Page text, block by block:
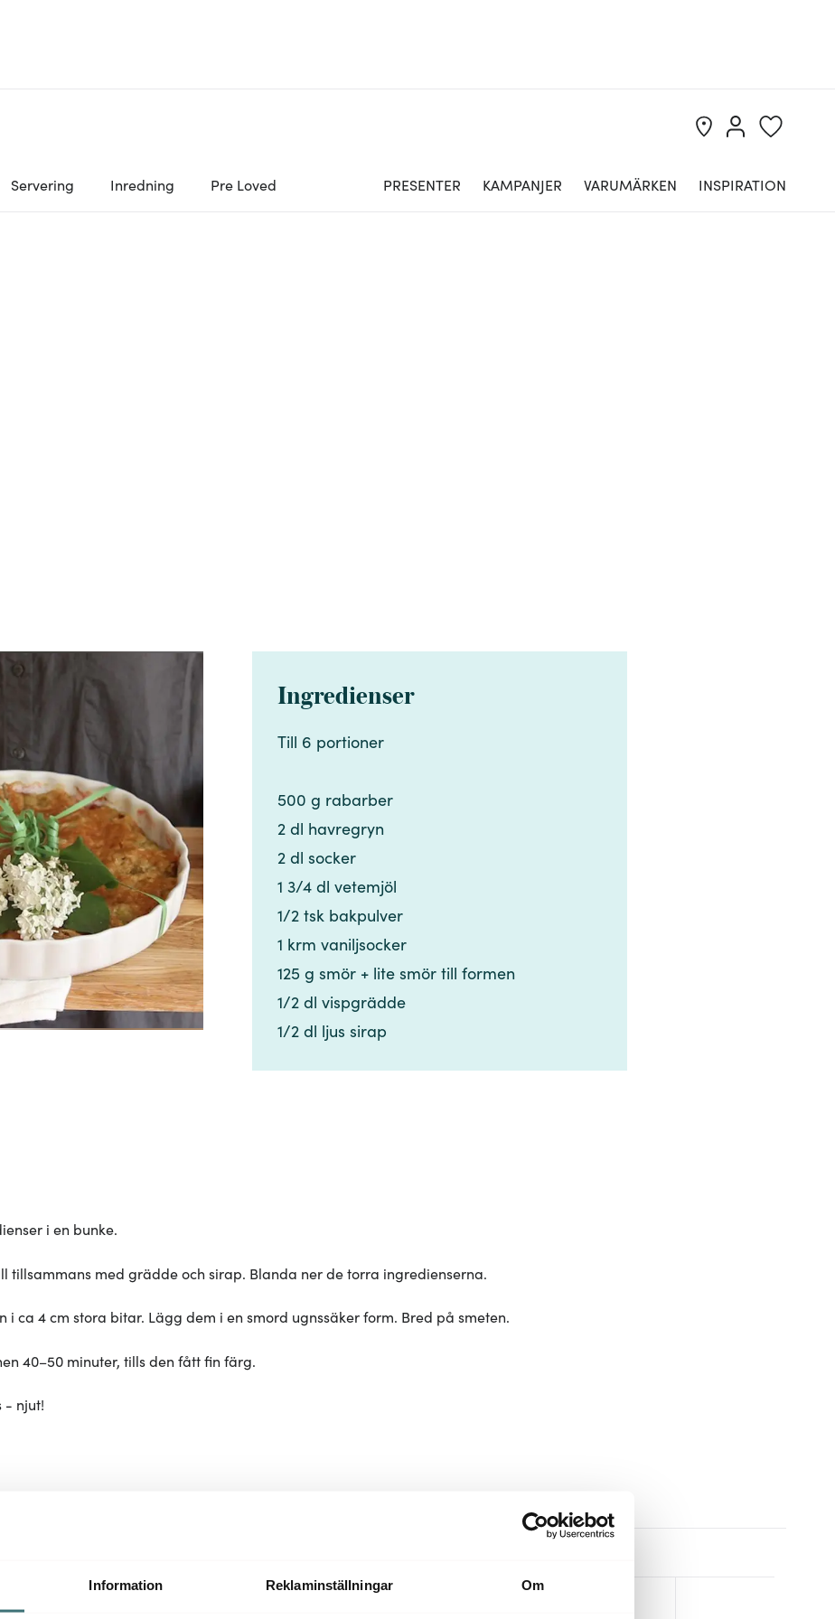
Information Reklaminställningar Om
Servering Inredning Pre Loved PRESENTER KAMPANJER VARUMÄRKEN INSPIRATION
Ingredienser
Till 6 portioner ​​​​‌ ‍ ​‍​‍‌‍ ‌ ​‍‌‍‍‌‌‍‌ ‌‍‍‌‌‍ ‍​‍​‍​ ‍‍​‍​‍‌ ​ ‌‍​‌‌‍ ‍‌‍‍‌‌ ‌​‌ ‍‌​‍ ‍‌‍‍‌‌‍ ​‍​‍​‍ ​​‍​‍‌‍‍​‌ ​‍‌‍‌‌‌‍‌‍​‍​‍​ ‍‍​‍​‍‌‍‍​‌ ‌​‌ ‌​‌ ​​‌ ​ ​ ‍‍​‍ ​‍ ‌‍​ ‌‍ ‌‌ ​ ​‍ ‍‌‍​ ‌‍‌‌‌ ​‍‌ ‌‍‌‍‌‌‌ ​‍‌‍​‌​‍ ‍‌ ​ ‌‍‌‌​‍ ‌ ​​‌ ​‍‌‍ ‌‍‌​‌ ‌‌‌‍​ ‌ ‌​‌‍‍‌‌‍ ‌‍ ‍​‍ ‌‍‍‌‌‍ ‍‌ ‌​‌‍‌‌‌‍ ‍‌ ‌​​‍ ‌‍‌‌‌‍‌​‌‍‍‌‌ ‌​​‍ ‌‍ ‌‌‍ ‌‍‌​‌‍‌‌​ ‌‌ ​​‌ ​‍‌‍‌‌‌ ​ ‌‍‌‌‌‍ ‍‌ ‌​‌‍​‌‌ ‌​‌‍‍‌‌‍ ‌‍ ‍​ ‍ ‌‍‍‌‌‍‌​​ ‌​ ‌ ​ ‌ ​ ​ ‌‍‌​​ ​‌‌‍‌‍​ ‌‌‌‍​ ​‍ ‌‌‍​‌‌‍​‍‌‍​‌​ ‌ ​‍ ‌​ ‌​‌‍‌‍‌‍​‍​ ​‍​‍ ‌​ ‍‌​ ‌​​ ​ ​ ‌ ​‍ ‌‌‍​‍​ ‌​​ ‌​​ ​‍‌‍​‌​ ​ ‌‍​‌​ ‌‌‌‍‌‍​ ‌​​ ‍‌​ ‌‍​ ‍ ‌ ‌​‌ ‍‌‌ ​​‌‍‌‌​ ‌‌ ​​‌‍​‌‌‍‌ ‌‍‌‌​ ‍ ‌ ​​‌‍​‌‌ ‌​‌‍‍​​ ‌‌‍​‍‌‍ ​‌‍ ‌‍​ ‌‍‍ ‌ ​ ​‍‌‌​ ‌‌‌​​‍‌‌ ‌‍‍ ‌‍‌‌‌ ‍‌​‍‌‌​ ​ ‌​‌​​‍‌‌​ ​ ‌​‌​​‍‌‌​ ​‍​ ​‍​ ​​​ ‌​​ ​‌‌‍‌‍​ ‍​​ ‍​​ ​‌‌‍​‌​‍ ‌​ ​‌‌‍‌‌​ ‌‌​ ​‌​‍ ‌​ ‌​​ ‌​​ ‌‌‌‍​‌​‍ ‌​ ‍‌​ ​‍​ ‌​​ ‍​​‍ ‌​ ​​‌‍‌‍‌‍‌‌‌‍‌​‌‍​ ‌‍​‌​ ​ ​ ​​​ ‌ ‌‍‌‍​ ​‍​ ‌ ​‍‌‌​ ​‍​ ​‍​‍‌‌​ ‌‌‌​‌​​‍ ‍‌‍​ ‌‍ ‌‍ ​‌ ‌‌‌‍ ‌‌‍ ‍‌ ​ ​‍‌‌​ ‌‌‌​​‍‌‌ ‌‍‍ ‌‍‌‌‌ ‍‌​‍‌‌​ ​ ‌​‌​​‍‌‌​ ​ ‌​‌​​‍‌‌​ ​‍​ ​‍‌‍​ ​ ‍​​ ​ ​ ‍‌‌‍‌‌‌‍​ ‌‍​‍​ ​‍‌‍​‌‌‍​ ‌‍‌‌​ ​​​‍‌‌​ ​‍​ ​‍​‍‌‌​ ‌‌‌​‌​​‍ ‍‌‍‍‌‌ ‌​‌‍‌‌‌‍ ‌‌ ​ ​‍‌‌​ ‌‌‌​​‍​ ​​​‍‌‌​ ‌‌‌​‌​​ ‌‍​‍‌‍​‌‌ ​ ‌‍‌‌‌‌‌‌‌ ​‍‌‍ ​​ ‌‌‍‍​‌ ‌​‌ ‌​‌ ​​‌ ​ ​‍‌‌​ ​ ‌​​‌​‍‌‌​ ​‍‌​‌‍​‍‌‌​ ​‍‌​‌‍‌‍​ ‌‍ ‌‌ ​ ​‍ ‍‌‍​ ‌‍‌‌‌ ​‍‌ ‌‍‌‍‌‌‌ ​‍‌‍​‌​‍ ‍‌ ​ ‌‍‌‌​‍‌‍‌‍‍‌‌‍‌​​ ‌​ ‌ ​ ‌ ​ ​ ‌‍‌​​ ​‌‌‍‌‍​ ‌‌‌‍​ ​‍ ‌‌‍​‌‌‍​‍‌‍​‌​ ‌ ​‍ ‌​ ‌​‌‍‌‍‌‍​‍​ ​‍​‍ ‌​ ‍‌​ ‌​​ ​ ​ ‌ ​‍ ‌‌‍​‍​ ‌​​ ‌​​ ​‍‌‍​‌​ ​ ‌‍​‌​ ‌‌‌‍‌‍​ ‌​​ ‍‌​ ‌‍​‍‌‍‌ ‌​‌ ‍‌‌ ​​‌‍‌‌​ ‌‌ ​​‌‍​‌‌‍‌ ‌‍‌‌​‍‌‍‌ ​​‌‍​‌‌ ‌​‌‍‍​​ ‌‌‍​‍‌‍ ​‌‍ ‌‍​ ‌‍‍ ‌ ​ ​‍‌‌​ ‌‌‌​​‍‌‌ ‌‍‍ ‌‍‌‌‌ ‍‌​‍‌‌​ ​ ‌​‌​​‍‌‌​ ​ ‌​‌​​‍‌‌​ ​‍​ ​‍​ ​​​ ‌​​ ​‌‌‍‌‍​ ‍​​ ‍​​ ​‌‌‍​‌​‍ ‌​ ​‌‌‍‌‌​ ‌‌​ ​‌​‍ ‌​ ‌​​ ‌​​ ‌‌‌‍​‌​‍ ‌​ ‍‌​ ​‍​ ‌​​ ‍​​‍ ‌​ ​​‌‍‌‍‌‍‌‌‌‍‌​‌‍​ ‌‍​‌​ ​ ​ ​​​ ‌ ‌‍‌‍​ ​‍​ ‌ ​‍‌‌​ ​‍​ ​‍​‍‌‌​ ‌‌‌​‌​​‍ ‍‌‍​ ‌‍ ‌‍ ​‌ ‌‌‌‍ ‌‌‍ ‍‌ ​ ​‍‌‌​ ‌‌‌​​‍‌‌ ‌‍‍ ‌‍‌‌‌ ‍‌​‍‌‌​ ​ ‌​‌​​‍‌‌​ ​ ‌​‌​​‍‌‌​ ​‍​ ​‍‌‍​ ​ ‍​​ ​ ​ ‍‌‌‍‌‌‌‍​ ‌‍​‍​ ​‍‌‍​‌‌‍​ ‌‍‌‌​ ​​​‍‌‌​ ​‍​ ​‍​‍‌‌​ ‌‌‌​‌​​‍ ‍‌‍‍‌‌ ‌​‌‍‌‌‌‍ ‌‌ ​ ​‍‌‌​ ‌‌‌​​‍​ ​​​‍‌‌​ ‌‌‌​‌​​‍‌‍‌ ‌ ‌‍ ‌ ​‍‌‍‍ ‌ ​ ‌ ​​‌‍​‌‌‍​ ‌‍‌‌​ ‌‌ ​​‌ ​‍‌‍ ‌‍‌​‌ ‌‌‌‍​ ‌ ‌​‌‍‍‌‌‍ ‌‍ ‍​‍‌‍‌ ​​‌‍‌‌‌ ​‍‌ ​ ‌ ​​‌‍‌‌‌‍​ ‌ ‌​‌‍‍‌‌ ‌‍‌‍‌‌​ ‌‌ ​​‌ ‌‌‌‍​‍‌‍ ​‌‍‍‌‌ ​ ‌‍‍​‌‍‌‌‌‍‌​​‍​‍‌ ‌
500 g rabarber​​​​‌ ‍ ​‍​‍‌‍ ‌ ​‍‌‍‍‌‌‍‌ ‌‍‍‌‌‍ ‍​‍​‍​ ‍‍​‍​‍‌ ​ ‌‍​‌‌‍ ‍‌‍‍‌‌ ‌​‌ ‍‌​‍ ‍‌‍‍‌‌‍ ​‍​‍​‍ ​​‍​‍‌‍‍​‌ ​‍‌‍‌‌‌‍‌‍​‍​‍​ ‍‍​‍​‍‌‍‍​‌ ‌​‌ ‌​‌ ​​‌ ​ ​ ‍‍​‍ ​‍ ‌‍​ ‌‍ ‌‌ ​ ​‍ ‍‌‍​ ‌‍‌‌‌ ​‍‌ ‌‍‌‍‌‌‌ ​‍‌‍​‌​‍ ‍‌ ​ ‌‍‌‌​‍ ‌ ​​‌ ​‍‌‍ ‌‍‌​‌ ‌‌‌‍​ ‌ ‌​‌‍‍‌‌‍ ‌‍ ‍​‍ ‌‍‍‌‌‍ ‍‌ ‌​‌‍‌‌‌‍ ‍‌ ‌​​‍ ‌‍‌‌‌‍‌​‌‍‍‌‌ ‌​​‍ ‌‍ ‌‌‍ ‌‍‌​‌‍‌‌​ ‌‌ ​​‌ ​‍‌‍‌‌‌ ​ ‌‍‌‌‌‍ ‍‌ ‌​‌‍​‌‌ ‌​‌‍‍‌‌‍ ‌‍ ‍​ ‍ ‌‍‍‌‌‍‌​​ ‌​ ‌ ​ ‌ ​ ​ ‌‍‌​​ ​‌‌‍‌‍​ ‌‌‌‍​ ​‍ ‌‌‍​‌‌‍​‍‌‍​‌​ ‌ ​‍ ‌​ ‌​‌‍‌‍‌‍​‍​ ​‍​‍ ‌​ ‍‌​ ‌​​ ​ ​ ‌ ​‍ ‌‌‍​‍​ ‌​​ ‌​​ ​‍‌‍​‌​ ​ ‌‍​‌​ ‌‌‌‍‌‍​ ‌​​ ‍‌​ ‌‍​ ‍ ‌ ‌​‌ ‍‌‌ ​​‌‍‌‌​ ‌‌ ​​‌‍​‌‌‍‌ ‌‍‌‌​ ‍ ‌ ​​‌‍​‌‌ ‌​‌‍‍​​ ‌‌‍​‍‌‍ ​‌‍ ‌‍​ ‌‍‍ ‌ ​ ​‍‌‌​ ‌‌‌​​‍‌‌ ‌‍‍ ‌‍‌‌‌ ‍‌​‍‌‌​ ​ ‌​‌​​‍‌‌​ ​ ‌​‌​​‍‌‌​ ​‍​ ​‍​ ​​​ ‌​​ ​‌‌‍‌‍​ ‍​​ ‍​​ ​‌‌‍​‌​‍ ‌​ ​‌‌‍‌‌​ ‌‌​ ​‌​‍ ‌​ ‌​​ ‌​​ ‌‌‌‍​‌​‍ ‌​ ‍‌​ ​‍​ ‌​​ ‍​​‍ ‌​ ​​‌‍‌‍‌‍‌‌‌‍‌​‌‍​ ‌‍​‌​ ​ ​ ​​​ ‌ ‌‍‌‍​ ​‍​ ‌ ​‍‌‌​ ​‍​ ​‍​‍‌‌​ ‌‌‌​‌​​‍ ‍‌‍​ ‌‍ ‌‍ ​‌ ‌‌‌‍ ‌‌‍ ‍‌ ​ ​‍‌‌​ ‌‌‌​​‍‌‌ ‌‍‍ ‌‍‌‌‌ ‍‌​‍‌‌​ ​ ‌​‌​​‍‌‌​ ​ ‌​‌​​‍‌‌​ ​‍​ ​‍‌‍​ ​ ‍​​ ​ ​ ‍‌‌‍‌‌‌‍​ ‌‍​‍​ ​‍‌‍​‌‌‍​ ‌‍‌‌​ ​​​‍‌‌​ ​‍​ ​‍​‍‌‌​ ‌‌‌​‌​​‍ ‍‌‍‍‌‌ ‌​‌‍‌‌‌‍ ‌‌ ​ ​‍‌‌​ ‌‌‌​​‍​ ​‍​‍‌‌​ ‌‌‌​‌​​ ‌‍​‍‌‍​‌‌ ​ ‌‍‌‌‌‌‌‌‌ ​‍‌‍ ​​ ‌‌‍‍​‌ ‌​‌ ‌​‌ ​​‌ ​ ​‍‌‌​ ​ ‌​​‌​‍‌‌​ ​‍‌​‌‍​‍‌‌​ ​‍‌​‌‍‌‍​ ‌‍ ‌‌ ​ ​‍ ‍‌‍​ ‌‍‌‌‌ ​‍‌ ‌‍‌‍‌‌‌ ​‍‌‍​‌​‍ ‍‌ ​ ‌‍‌‌​‍‌‍‌‍‍‌‌‍‌​​ ‌​ ‌ ​ ‌ ​ ​ ‌‍‌​​ ​‌‌‍‌‍​ ‌‌‌‍​ ​‍ ‌‌‍​‌‌‍​‍‌‍​‌​ ‌ ​‍ ‌​ ‌​‌‍‌‍‌‍​‍​ ​‍​‍ ‌​ ‍‌​ ‌​​ ​ ​ ‌ ​‍ ‌‌‍​‍​ ‌​​ ‌​​ ​‍‌‍​‌​ ​ ‌‍​‌​ ‌‌‌‍‌‍​ ‌​​ ‍‌​ ‌‍​‍‌‍‌ ‌​‌ ‍‌‌ ​​‌‍‌‌​ ‌‌ ​​‌‍​‌‌‍‌ ‌‍‌‌​‍‌‍‌ ​​‌‍​‌‌ ‌​‌‍‍​​ ‌‌‍​‍‌‍ ​‌‍ ‌‍​ ‌‍‍ ‌ ​ ​‍‌‌​ ‌‌‌​​‍‌‌ ‌‍‍ ‌‍‌‌‌ ‍‌​‍‌‌​ ​ ‌​‌​​‍‌‌​ ​ ‌​‌​​‍‌‌​ ​‍​ ​‍​ ​​​ ‌​​ ​‌‌‍‌‍​ ‍​​ ‍​​ ​‌‌‍​‌​‍ ‌​ ​‌‌‍‌‌​ ‌‌​ ​‌​‍ ‌​ ‌​​ ‌​​ ‌‌‌‍​‌​‍ ‌​ ‍‌​ ​‍​ ‌​​ ‍​​‍ ‌​ ​​‌‍‌‍‌‍‌‌‌‍‌​‌‍​ ‌‍​‌​ ​ ​ ​​​ ‌ ‌‍‌‍​ ​‍​ ‌ ​‍‌‌​ ​‍​ ​‍​‍‌‌​ ‌‌‌​‌​​‍ ‍‌‍​ ‌‍ ‌‍ ​‌ ‌‌‌‍ ‌‌‍ ‍‌ ​ ​‍‌‌​ ‌‌‌​​‍‌‌ ‌‍‍ ‌‍‌‌‌ ‍‌​‍‌‌​ ​ ‌​‌​​‍‌‌​ ​ ‌​‌​​‍‌‌​ ​‍​ ​‍‌‍​ ​ ‍​​ ​ ​ ‍‌‌‍‌‌‌‍​ ‌‍​‍​ ​‍‌‍​‌‌‍​ ‌‍‌‌​ ​​​‍‌‌​ ​‍​ ​‍​‍‌‌​ ‌‌‌​‌​​‍ ‍‌‍‍‌‌ ‌​‌‍‌‌‌‍ ‌‌ ​ ​‍‌‌​ ‌‌‌​​‍​ ​‍​‍‌‌​ ‌‌‌​‌​​‍‌‍‌ ‌ ‌‍ ‌ ​‍‌‍‍ ‌ ​ ‌ ​​‌‍​‌‌‍​ ‌‍‌‌​ ‌‌ ​​‌ ​‍‌‍ ‌‍‌​‌ ‌‌‌‍​ ‌ ‌​‌‍‍‌‌‍ ‌‍ ‍​‍‌‍‌ ​​‌‍‌‌‌ ​‍‌ ​ ‌ ​​‌‍‌‌‌‍​ ‌ ‌​‌‍‍‌‌ ‌‍‌‍‌‌​ ‌‌ ​​‌ ‌‌‌‍​‍‌‍ ​‌‍‍‌‌ ​ ‌‍‍​‌‍‌‌‌‍‌​​‍​‍‌ ‌
2 dl havregryn​​​​‌ ‍ ​‍​‍‌‍ ‌ ​‍‌‍‍‌‌‍‌ ‌‍‍‌‌‍ ‍​‍​‍​ ‍‍​‍​‍‌ ​ ‌‍​‌‌‍ ‍‌‍‍‌‌ ‌​‌ ‍‌​‍ ‍‌‍‍‌‌‍ ​‍​‍​‍ ​​‍​‍‌‍‍​‌ ​‍‌‍‌‌‌‍‌‍​‍​‍​ ‍‍​‍​‍‌‍‍​‌ ‌​‌ ‌​‌ ​​‌ ​ ​ ‍‍​‍ ​‍ ‌‍​ ‌‍ ‌‌ ​ ​‍ ‍‌‍​ ‌‍‌‌‌ ​‍‌ ‌‍‌‍‌‌‌ ​‍‌‍​‌​‍ ‍‌ ​ ‌‍‌‌​‍ ‌ ​​‌ ​‍‌‍ ‌‍‌​‌ ‌‌‌‍​ ‌ ‌​‌‍‍‌‌‍ ‌‍ ‍​‍ ‌‍‍‌‌‍ ‍‌ ‌​‌‍‌‌‌‍ ‍‌ ‌​​‍ ‌‍‌‌‌‍‌​‌‍‍‌‌ ‌​​‍ ‌‍ ‌‌‍ ‌‍‌​‌‍‌‌​ ‌‌ ​​‌ ​‍‌‍‌‌‌ ​ ‌‍‌‌‌‍ ‍‌ ‌​‌‍​‌‌ ‌​‌‍‍‌‌‍ ‌‍ ‍​ ‍ ‌‍‍‌‌‍‌​​ ‌​ ‌ ​ ‌ ​ ​ ‌‍‌​​ ​‌‌‍‌‍​ ‌‌‌‍​ ​‍ ‌‌‍​‌‌‍​‍‌‍​‌​ ‌ ​‍ ‌​ ‌​‌‍‌‍‌‍​‍​ ​‍​‍ ‌​ ‍‌​ ‌​​ ​ ​ ‌ ​‍ ‌‌‍​‍​ ‌​​ ‌​​ ​‍‌‍​‌​ ​ ‌‍​‌​ ‌‌‌‍‌‍​ ‌​​ ‍‌​ ‌‍​ ‍ ‌ ‌​‌ ‍‌‌ ​​‌‍‌‌​ ‌‌ ​​‌‍​‌‌‍‌ ‌‍‌‌​ ‍ ‌ ​​‌‍​‌‌ ‌​‌‍‍​​ ‌‌‍​‍‌‍ ​‌‍ ‌‍​ ‌‍‍ ‌ ​ ​‍‌‌​ ‌‌‌​​‍‌‌ ‌‍‍ ‌‍‌‌‌ ‍‌​‍‌‌​ ​ ‌​‌​​‍‌‌​ ​ ‌​‌​​‍‌‌​ ​‍​ ​‍​ ​​​ ‌​​ ​‌‌‍‌‍​ ‍​​ ‍​​ ​‌‌‍​‌​‍ ‌​ ​‌‌‍‌‌​ ‌‌​ ​‌​‍ ‌​ ‌​​ ‌​​ ‌‌‌‍​‌​‍ ‌​ ‍‌​ ​‍​ ‌​​ ‍​​‍ ‌​ ​​‌‍‌‍‌‍‌‌‌‍‌​‌‍​ ‌‍​‌​ ​ ​ ​​​ ‌ ‌‍‌‍​ ​‍​ ‌ ​‍‌‌​ ​‍​ ​‍​‍‌‌​ ‌‌‌​‌​​‍ ‍‌‍​ ‌‍ ‌‍ ​‌ ‌‌‌‍ ‌‌‍ ‍‌ ​ ​‍‌‌​ ‌‌‌​​‍‌‌ ‌‍‍ ‌‍‌‌‌ ‍‌​‍‌‌​ ​ ‌​‌​​‍‌‌​ ​ ‌​‌​​‍‌‌​ ​‍​ ​‍‌‍​ ​ ‍​​ ​ ​ ‍‌‌‍‌‌‌‍​ ‌‍​‍​ ​‍‌‍​‌‌‍​ ‌‍‌‌​ ​​​‍‌‌​ ​‍​ ​‍​‍‌‌​ ‌‌‌​‌​​‍ ‍‌‍‍‌‌ ‌​‌‍‌‌‌‍ ‌‌ ​ ​‍‌‌​ ‌‌‌​​‍​ ​ ​‍‌‌​ ‌‌‌​‌​​ ‌‍​‍‌‍​‌‌ ​ ‌‍‌‌‌‌‌‌‌ ​‍‌‍ ​​ ‌‌‍‍​‌ ‌​‌ ‌​‌ ​​‌ ​ ​‍‌‌​ ​ ‌​​‌​‍‌‌​ ​‍‌​‌‍​‍‌‌​ ​‍‌​‌‍‌‍​ ‌‍ ‌‌ ​ ​‍ ‍‌‍​ ‌‍‌‌‌ ​‍‌ ‌‍‌‍‌‌‌ ​‍‌‍​‌​‍ ‍‌ ​ ‌‍‌‌​‍‌‍‌‍‍‌‌‍‌​​ ‌​ ‌ ​ ‌ ​ ​ ‌‍‌​​ ​‌‌‍‌‍​ ‌‌‌‍​ ​‍ ‌‌‍​‌‌‍​‍‌‍​‌​ ‌ ​‍ ‌​ ‌​‌‍‌‍‌‍​‍​ ​‍​‍ ‌​ ‍‌​ ‌​​ ​ ​ ‌ ​‍ ‌‌‍​‍​ ‌​​ ‌​​ ​‍‌‍​‌​ ​ ‌‍​‌​ ‌‌‌‍‌‍​ ‌​​ ‍‌​ ‌‍​‍‌‍‌ ‌​‌ ‍‌‌ ​​‌‍‌‌​ ‌‌ ​​‌‍​‌‌‍‌ ‌‍‌‌​‍‌‍‌ ​​‌‍​‌‌ ‌​‌‍‍​​ ‌‌‍​‍‌‍ ​‌‍ ‌‍​ ‌‍‍ ‌ ​ ​‍‌‌​ ‌‌‌​​‍‌‌ ‌‍‍ ‌‍‌‌‌ ‍‌​‍‌‌​ ​ ‌​‌​​‍‌‌​ ​ ‌​‌​​‍‌‌​ ​‍​ ​‍​ ​​​ ‌​​ ​‌‌‍‌‍​ ‍​​ ‍​​ ​‌‌‍​‌​‍ ‌​ ​‌‌‍‌‌​ ‌‌​ ​‌​‍ ‌​ ‌​​ ‌​​ ‌‌‌‍​‌​‍ ‌​ ‍‌​ ​‍​ ‌​​ ‍​​‍ ‌​ ​​‌‍‌‍‌‍‌‌‌‍‌​‌‍​ ‌‍​‌​ ​ ​ ​​​ ‌ ‌‍‌‍​ ​‍​ ‌ ​‍‌‌​ ​‍​ ​‍​‍‌‌​ ‌‌‌​‌​​‍ ‍‌‍​ ‌‍ ‌‍ ​‌ ‌‌‌‍ ‌‌‍ ‍‌ ​ ​‍‌‌​ ‌‌‌​​‍‌‌ ‌‍‍ ‌‍‌‌‌ ‍‌​‍‌‌​ ​ ‌​‌​​‍‌‌​ ​ ‌​‌​​‍‌‌​ ​‍​ ​‍‌‍​ ​ ‍​​ ​ ​ ‍‌‌‍‌‌‌‍​ ‌‍​‍​ ​‍‌‍​‌‌‍​ ‌‍‌‌​ ​​​‍‌‌​ ​‍​ ​‍​‍‌‌​ ‌‌‌​‌​​‍ ‍‌‍‍‌‌ ‌​‌‍‌‌‌‍ ‌‌ ​ ​‍‌‌​ ‌‌‌​​‍​ ​ ​‍‌‌​ ‌‌‌​‌​​‍‌‍‌ ‌ ‌‍ ‌ ​‍‌‍‍ ‌ ​ ‌ ​​‌‍​‌‌‍​ ‌‍‌‌​ ‌‌ ​​‌ ​‍‌‍ ‌‍‌​‌ ‌‌‌‍​ ‌ ‌​‌‍‍‌‌‍ ‌‍ ‍​‍‌‍‌ ​​‌‍‌‌‌ ​‍‌ ​ ‌ ​​‌‍‌‌‌‍​ ‌ ‌​‌‍‍‌‌ ‌‍‌‍‌‌​ ‌‌ ​​‌ ‌‌‌‍​‍‌‍ ​‌‍‍‌‌ ​ ‌‍‍​‌‍‌‌‌‍‌​​‍​‍‌ ‌
2 dl socker​​​​‌ ‍ ​‍​‍‌‍ ‌ ​‍‌‍‍‌‌‍‌ ‌‍‍‌‌‍ ‍​‍​‍​ ‍‍​‍​‍‌ ​ ‌‍​‌‌‍ ‍‌‍‍‌‌ ‌​‌ ‍‌​‍ ‍‌‍‍‌‌‍ ​‍​‍​‍ ​​‍​‍‌‍‍​‌ ​‍‌‍‌‌‌‍‌‍​‍​‍​ ‍‍​‍​‍‌‍‍​‌ ‌​‌ ‌​‌ ​​‌ ​ ​ ‍‍​‍ ​‍ ‌‍​ ‌‍ ‌‌ ​ ​‍ ‍‌‍​ ‌‍‌‌‌ ​‍‌ ‌‍‌‍‌‌‌ ​‍‌‍​‌​‍ ‍‌ ​ ‌‍‌‌​‍ ‌ ​​‌ ​‍‌‍ ‌‍‌​‌ ‌‌‌‍​ ‌ ‌​‌‍‍‌‌‍ ‌‍ ‍​‍ ‌‍‍‌‌‍ ‍‌ ‌​‌‍‌‌‌‍ ‍‌ ‌​​‍ ‌‍‌‌‌‍‌​‌‍‍‌‌ ‌​​‍ ‌‍ ‌‌‍ ‌‍‌​‌‍‌‌​ ‌‌ ​​‌ ​‍‌‍‌‌‌ ​ ‌‍‌‌‌‍ ‍‌ ‌​‌‍​‌‌ ‌​‌‍‍‌‌‍ ‌‍ ‍​ ‍ ‌‍‍‌‌‍‌​​ ‌​ ‌ ​ ‌ ​ ​ ‌‍‌​​ ​‌‌‍‌‍​ ‌‌‌‍​ ​‍ ‌‌‍​‌‌‍​‍‌‍​‌​ ‌ ​‍ ‌​ ‌​‌‍‌‍‌‍​‍​ ​‍​‍ ‌​ ‍‌​ ‌​​ ​ ​ ‌ ​‍ ‌‌‍​‍​ ‌​​ ‌​​ ​‍‌‍​‌​ ​ ‌‍​‌​ ‌‌‌‍‌‍​ ‌​​ ‍‌​ ‌‍​ ‍ ‌ ‌​‌ ‍‌‌ ​​‌‍‌‌​ ‌‌ ​​‌‍​‌‌‍‌ ‌‍‌‌​ ‍ ‌ ​​‌‍​‌‌ ‌​‌‍‍​​ ‌‌‍​‍‌‍ ​‌‍ ‌‍​ ‌‍‍ ‌ ​ ​‍‌‌​ ‌‌‌​​‍‌‌ ‌‍‍ ‌‍‌‌‌ ‍‌​‍‌‌​ ​ ‌​‌​​‍‌‌​ ​ ‌​‌​​‍‌‌​ ​‍​ ​‍​ ​​​ ‌​​ ​‌‌‍‌‍​ ‍​​ ‍​​ ​‌‌‍​‌​‍ ‌​ ​‌‌‍‌‌​ ‌‌​ ​‌​‍ ‌​ ‌​​ ‌​​ ‌‌‌‍​‌​‍ ‌​ ‍‌​ ​‍​ ‌​​ ‍​​‍ ‌​ ​​‌‍‌‍‌‍‌‌‌‍‌​‌‍​ ‌‍​‌​ ​ ​ ​​​ ‌ ‌‍‌‍​ ​‍​ ‌ ​‍‌‌​ ​‍​ ​‍​‍‌‌​ ‌‌‌​‌​​‍ ‍‌‍​ ‌‍ ‌‍ ​‌ ‌‌‌‍ ‌‌‍ ‍‌ ​ ​‍‌‌​ ‌‌‌​​‍‌‌ ‌‍‍ ‌‍‌‌‌ ‍‌​‍‌‌​ ​ ‌​‌​​‍‌‌​ ​ ‌​‌​​‍‌‌​ ​‍​ ​‍‌‍​ ​ ‍​​ ​ ​ ‍‌‌‍‌‌‌‍​ ‌‍​‍​ ​‍‌‍​‌‌‍​ ‌‍‌‌​ ​​​‍‌‌​ ​‍​ ​‍​‍‌‌​ ‌‌‌​‌​​‍ ‍‌‍‍‌‌ ‌​‌‍‌‌‌‍ ‌‌ ​ ​‍‌‌​ ‌‌‌​​‍​ ‌​​‍‌‌​ ‌‌‌​‌​​ ‌‍​‍‌‍​‌‌ ​ ‌‍‌‌‌‌‌‌‌ ​‍‌‍ ​​ ‌‌‍‍​‌ ‌​‌ ‌​‌ ​​‌ ​ ​‍‌‌​ ​ ‌​​‌​‍‌‌​ ​‍‌​‌‍​‍‌‌​ ​‍‌​‌‍‌‍​ ‌‍ ‌‌ ​ ​‍ ‍‌‍​ ‌‍‌‌‌ ​‍‌ ‌‍‌‍‌‌‌ ​‍‌‍​‌​‍ ‍‌ ​ ‌‍‌‌​‍‌‍‌‍‍‌‌‍‌​​ ‌​ ‌ ​ ‌ ​ ​ ‌‍‌​​ ​‌‌‍‌‍​ ‌‌‌‍​ ​‍ ‌‌‍​‌‌‍​‍‌‍​‌​ ‌ ​‍ ‌​ ‌​‌‍‌‍‌‍​‍​ ​‍​‍ ‌​ ‍‌​ ‌​​ ​ ​ ‌ ​‍ ‌‌‍​‍​ ‌​​ ‌​​ ​‍‌‍​‌​ ​ ‌‍​‌​ ‌‌‌‍‌‍​ ‌​​ ‍‌​ ‌‍​‍‌‍‌ ‌​‌ ‍‌‌ ​​‌‍‌‌​ ‌‌ ​​‌‍​‌‌‍‌ ‌‍‌‌​‍‌‍‌ ​​‌‍​‌‌ ‌​‌‍‍​​ ‌‌‍​‍‌‍ ​‌‍ ‌‍​ ‌‍‍ ‌ ​ ​‍‌‌​ ‌‌‌​​‍‌‌ ‌‍‍ ‌‍‌‌‌ ‍‌​‍‌‌​ ​ ‌​‌​​‍‌‌​ ​ ‌​‌​​‍‌‌​ ​‍​ ​‍​ ​​​ ‌​​ ​‌‌‍‌‍​ ‍​​ ‍​​ ​‌‌‍​‌​‍ ‌​ ​‌‌‍‌‌​ ‌‌​ ​‌​‍ ‌​ ‌​​ ‌​​ ‌‌‌‍​‌​‍ ‌​ ‍‌​ ​‍​ ‌​​ ‍​​‍ ‌​ ​​‌‍‌‍‌‍‌‌‌‍‌​‌‍​ ‌‍​‌​ ​ ​ ​​​ ‌ ‌‍‌‍​ ​‍​ ‌ ​‍‌‌​ ​‍​ ​‍​‍‌‌​ ‌‌‌​‌​​‍ ‍‌‍​ ‌‍ ‌‍ ​‌ ‌‌‌‍ ‌‌‍ ‍‌ ​ ​‍‌‌​ ‌‌‌​​‍‌‌ ‌‍‍ ‌‍‌‌‌ ‍‌​‍‌‌​ ​ ‌​‌​​‍‌‌​ ​ ‌​‌​​‍‌‌​ ​‍​ ​‍‌‍​ ​ ‍​​ ​ ​ ‍‌‌‍‌‌‌‍​ ‌‍​‍​ ​‍‌‍​‌‌‍​ ‌‍‌‌​ ​​​‍‌‌​ ​‍​ ​‍​‍‌‌​ ‌‌‌​‌​​‍ ‍‌‍‍‌‌ ‌​‌‍‌‌‌‍ ‌‌ ​ ​‍‌‌​ ‌‌‌​​‍​ ‌​​‍‌‌​ ‌‌‌​‌​​‍‌‍‌ ‌ ‌‍ ‌ ​‍‌‍‍ ‌ ​ ‌ ​​‌‍​‌‌‍​ ‌‍‌‌​ ‌‌ ​​‌ ​‍‌‍ ‌‍‌​‌ ‌‌‌‍​ ‌ ‌​‌‍‍‌‌‍ ‌‍ ‍​‍‌‍‌ ​​‌‍‌‌‌ ​‍‌ ​ ‌ ​​‌‍‌‌‌‍​ ‌ ‌​‌‍‍‌‌ ‌‍‌‍‌‌​ ‌‌ ​​‌ ‌‌‌‍​‍‌‍ ​‌‍‍‌‌ ​ ‌‍‍​‌‍‌‌‌‍‌​​‍​‍‌ ‌
1 3/4 dl vetemjöl​​​​‌ ‍ ​‍​‍‌‍ ‌ ​‍‌‍‍‌‌‍‌ ‌‍‍‌‌‍ ‍​‍​‍​ ‍‍​‍​‍‌ ​ ‌‍​‌‌‍ ‍‌‍‍‌‌ ‌​‌ ‍‌​‍ ‍‌‍‍‌‌‍ ​‍​‍​‍ ​​‍​‍‌‍‍​‌ ​‍‌‍‌‌‌‍‌‍​‍​‍​ ‍‍​‍​‍‌‍‍​‌ ‌​‌ ‌​‌ ​​‌ ​ ​ ‍‍​‍ ​‍ ‌‍​ ‌‍ ‌‌ ​ ​‍ ‍‌‍​ ‌‍‌‌‌ ​‍‌ ‌‍‌‍‌‌‌ ​‍‌‍​‌​‍ ‍‌ ​ ‌‍‌‌​‍ ‌ ​​‌ ​‍‌‍ ‌‍‌​‌ ‌‌‌‍​ ‌ ‌​‌‍‍‌‌‍ ‌‍ ‍​‍ ‌‍‍‌‌‍ ‍‌ ‌​‌‍‌‌‌‍ ‍‌ ‌​​‍ ‌‍‌‌‌‍‌​‌‍‍‌‌ ‌​​‍ ‌‍ ‌‌‍ ‌‍‌​‌‍‌‌​ ‌‌ ​​‌ ​‍‌‍‌‌‌ ​ ‌‍‌‌‌‍ ‍‌ ‌​‌‍​‌‌ ‌​‌‍‍‌‌‍ ‌‍ ‍​ ‍ ‌‍‍‌‌‍‌​​ ‌​ ‌ ​ ‌ ​ ​ ‌‍‌​​ ​‌‌‍‌‍​ ‌‌‌‍​ ​‍ ‌‌‍​‌‌‍​‍‌‍​‌​ ‌ ​‍ ‌​ ‌​‌‍‌‍‌‍​‍​ ​‍​‍ ‌​ ‍‌​ ‌​​ ​ ​ ‌ ​‍ ‌‌‍​‍​ ‌​​ ‌​​ ​‍‌‍​‌​ ​ ‌‍​‌​ ‌‌‌‍‌‍​ ‌​​ ‍‌​ ‌‍​ ‍ ‌ ‌​‌ ‍‌‌ ​​‌‍‌‌​ ‌‌ ​​‌‍​‌‌‍‌ ‌‍‌‌​ ‍ ‌ ​​‌‍​‌‌ ‌​‌‍‍​​ ‌‌‍​‍‌‍ ​‌‍ ‌‍​ ‌‍‍ ‌ ​ ​‍‌‌​ ‌‌‌​​‍‌‌ ‌‍‍ ‌‍‌‌‌ ‍‌​‍‌‌​ ​ ‌​‌​​‍‌‌​ ​ ‌​‌​​‍‌‌​ ​‍​ ​‍​ ​​​ ‌​​ ​‌‌‍‌‍​ ‍​​ ‍​​ ​‌‌‍​‌​‍ ‌​ ​‌‌‍‌‌​ ‌‌​ ​‌​‍ ‌​ ‌​​ ‌​​ ‌‌‌‍​‌​‍ ‌​ ‍‌​ ​‍​ ‌​​ ‍​​‍ ‌​ ​​‌‍‌‍‌‍‌‌‌‍‌​‌‍​ ‌‍​‌​ ​ ​ ​​​ ‌ ‌‍‌‍​ ​‍​ ‌ ​‍‌‌​ ​‍​ ​‍​‍‌‌​ ‌‌‌​‌​​‍ ‍‌‍​ ‌‍ ‌‍ ​‌ ‌‌‌‍ ‌‌‍ ‍‌ ​ ​‍‌‌​ ‌‌‌​​‍‌‌ ‌‍‍ ‌‍‌‌‌ ‍‌​‍‌‌​ ​ ‌​‌​​‍‌‌​ ​ ‌​‌​​‍‌‌​ ​‍​ ​‍‌‍​ ​ ‍​​ ​ ​ ‍‌‌‍‌‌‌‍​ ‌‍​‍​ ​‍‌‍​‌‌‍​ ‌‍‌‌​ ​​​‍‌‌​ ​‍​ ​‍​‍‌‌​ ‌‌‌​‌​​‍ ‍‌‍‍‌‌ ‌​‌‍‌‌‌‍ ‌‌ ​ ​‍‌‌​ ‌‌‌​​‍​ ‌‌​‍‌‌​ ‌‌‌​‌​​ ‌‍​‍‌‍​‌‌ ​ ‌‍‌‌‌‌‌‌‌ ​‍‌‍ ​​ ‌‌‍‍​‌ ‌​‌ ‌​‌ ​​‌ ​ ​‍‌‌​ ​ ‌​​‌​‍‌‌​ ​‍‌​‌‍​‍‌‌​ ​‍‌​‌‍‌‍​ ‌‍ ‌‌ ​ ​‍ ‍‌‍​ ‌‍‌‌‌ ​‍‌ ‌‍‌‍‌‌‌ ​‍‌‍​‌​‍ ‍‌ ​ ‌‍‌‌​‍‌‍‌‍‍‌‌‍‌​​ ‌​ ‌ ​ ‌ ​ ​ ‌‍‌​​ ​‌‌‍‌‍​ ‌‌‌‍​ ​‍ ‌‌‍​‌‌‍​‍‌‍​‌​ ‌ ​‍ ‌​ ‌​‌‍‌‍‌‍​‍​ ​‍​‍ ‌​ ‍‌​ ‌​​ ​ ​ ‌ ​‍ ‌‌‍​‍​ ‌​​ ‌​​ ​‍‌‍​‌​ ​ ‌‍​‌​ ‌‌‌‍‌‍​ ‌​​ ‍‌​ ‌‍​‍‌‍‌ ‌​‌ ‍‌‌ ​​‌‍‌‌​ ‌‌ ​​‌‍​‌‌‍‌ ‌‍‌‌​‍‌‍‌ ​​‌‍​‌‌ ‌​‌‍‍​​ ‌‌‍​‍‌‍ ​‌‍ ‌‍​ ‌‍‍ ‌ ​ ​‍‌‌​ ‌‌‌​​‍‌‌ ‌‍‍ ‌‍‌‌‌ ‍‌​‍‌‌​ ​ ‌​‌​​‍‌‌​ ​ ‌​‌​​‍‌‌​ ​‍​ ​‍​ ​​​ ‌​​ ​‌‌‍‌‍​ ‍​​ ‍​​ ​‌‌‍​‌​‍ ‌​ ​‌‌‍‌‌​ ‌‌​ ​‌​‍ ‌​ ‌​​ ‌​​ ‌‌‌‍​‌​‍ ‌​ ‍‌​ ​‍​ ‌​​ ‍​​‍ ‌​ ​​‌‍‌‍‌‍‌‌‌‍‌​‌‍​ ‌‍​‌​ ​ ​ ​​​ ‌ ‌‍‌‍​ ​‍​ ‌ ​‍‌‌​ ​‍​ ​‍​‍‌‌​ ‌‌‌​‌​​‍ ‍‌‍​ ‌‍ ‌‍ ​‌ ‌‌‌‍ ‌‌‍ ‍‌ ​ ​‍‌‌​ ‌‌‌​​‍‌‌ ‌‍‍ ‌‍‌‌‌ ‍‌​‍‌‌​ ​ ‌​‌​​‍‌‌​ ​ ‌​‌​​‍‌‌​ ​‍​ ​‍‌‍​ ​ ‍​​ ​ ​ ‍‌‌‍‌‌‌‍​ ‌‍​‍​ ​‍‌‍​‌‌‍​ ‌‍‌‌​ ​​​‍‌‌​ ​‍​ ​‍​‍‌‌​ ‌‌‌​‌​​‍ ‍‌‍‍‌‌ ‌​‌‍‌‌‌‍ ‌‌ ​ ​‍‌‌​ ‌‌‌​​‍​ ‌‌​‍‌‌​ ‌‌‌​‌​​‍‌‍‌ ‌ ‌‍ ‌ ​‍‌‍‍ ‌ ​ ‌ ​​‌‍​‌‌‍​ ‌‍‌‌​ ‌‌ ​​‌ ​‍‌‍ ‌‍‌​‌ ‌‌‌‍​ ‌ ‌​‌‍‍‌‌‍ ‌‍ ‍​‍‌‍‌ ​​‌‍‌‌‌ ​‍‌ ​ ‌ ​​‌‍‌‌‌‍​ ‌ ‌​‌‍‍‌‌ ‌‍‌‍‌‌​ ‌‌ ​​‌ ‌‌‌‍​‍‌‍ ​‌‍‍‌‌ ​ ‌‍‍​‌‍‌‌‌‍‌​​‍​‍‌ ‌
1/2 tsk bakpulver​​​​‌ ‍ ​‍​‍‌‍ ‌ ​‍‌‍‍‌‌‍‌ ‌‍‍‌‌‍ ‍​‍​‍​ ‍‍​‍​‍‌ ​ ‌‍​‌‌‍ ‍‌‍‍‌‌ ‌​‌ ‍‌​‍ ‍‌‍‍‌‌‍ ​‍​‍​‍ ​​‍​‍‌‍‍​‌ ​‍‌‍‌‌‌‍‌‍​‍​‍​ ‍‍​‍​‍‌‍‍​‌ ‌​‌ ‌​‌ ​​‌ ​ ​ ‍‍​‍ ​‍ ‌‍​ ‌‍ ‌‌ ​ ​‍ ‍‌‍​ ‌‍‌‌‌ ​‍‌ ‌‍‌‍‌‌‌ ​‍‌‍​‌​‍ ‍‌ ​ ‌‍‌‌​‍ ‌ ​​‌ ​‍‌‍ ‌‍‌​‌ ‌‌‌‍​ ‌ ‌​‌‍‍‌‌‍ ‌‍ ‍​‍ ‌‍‍‌‌‍ ‍‌ ‌​‌‍‌‌‌‍ ‍‌ ‌​​‍ ‌‍‌‌‌‍‌​‌‍‍‌‌ ‌​​‍ ‌‍ ‌‌‍ ‌‍‌​‌‍‌‌​ ‌‌ ​​‌ ​‍‌‍‌‌‌ ​ ‌‍‌‌‌‍ ‍‌ ‌​‌‍​‌‌ ‌​‌‍‍‌‌‍ ‌‍ ‍​ ‍ ‌‍‍‌‌‍‌​​ ‌​ ‌ ​ ‌ ​ ​ ‌‍‌​​ ​‌‌‍‌‍​ ‌‌‌‍​ ​‍ ‌‌‍​‌‌‍​‍‌‍​‌​ ‌ ​‍ ‌​ ‌​‌‍‌‍‌‍​‍​ ​‍​‍ ‌​ ‍‌​ ‌​​ ​ ​ ‌ ​‍ ‌‌‍​‍​ ‌​​ ‌​​ ​‍‌‍​‌​ ​ ‌‍​‌​ ‌‌‌‍‌‍​ ‌​​ ‍‌​ ‌‍​ ‍ ‌ ‌​‌ ‍‌‌ ​​‌‍‌‌​ ‌‌ ​​‌‍​‌‌‍‌ ‌‍‌‌​ ‍ ‌ ​​‌‍​‌‌ ‌​‌‍‍​​ ‌‌‍​‍‌‍ ​‌‍ ‌‍​ ‌‍‍ ‌ ​ ​‍‌‌​ ‌‌‌​​‍‌‌ ‌‍‍ ‌‍‌‌‌ ‍‌​‍‌‌​ ​ ‌​‌​​‍‌‌​ ​ ‌​‌​​‍‌‌​ ​‍​ ​‍​ ​​​ ‌​​ ​‌‌‍‌‍​ ‍​​ ‍​​ ​‌‌‍​‌​‍ ‌​ ​‌‌‍‌‌​ ‌‌​ ​‌​‍ ‌​ ‌​​ ‌​​ ‌‌‌‍​‌​‍ ‌​ ‍‌​ ​‍​ ‌​​ ‍​​‍ ‌​ ​​‌‍‌‍‌‍‌‌‌‍‌​‌‍​ ‌‍​‌​ ​ ​ ​​​ ‌ ‌‍‌‍​ ​‍​ ‌ ​‍‌‌​ ​‍​ ​‍​‍‌‌​ ‌‌‌​‌​​‍ ‍‌‍​ ‌‍ ‌‍ ​‌ ‌‌‌‍ ‌‌‍ ‍‌ ​ ​‍‌‌​ ‌‌‌​​‍‌‌ ‌‍‍ ‌‍‌‌‌ ‍‌​‍‌‌​ ​ ‌​‌​​‍‌‌​ ​ ‌​‌​​‍‌‌​ ​‍​ ​‍‌‍​ ​ ‍​​ ​ ​ ‍‌‌‍‌‌‌‍​ ‌‍​‍​ ​‍‌‍​‌‌‍​ ‌‍‌‌​ ​​​‍‌‌​ ​‍​ ​‍​‍‌‌​ ‌‌‌​‌​​‍ ‍‌‍‍‌‌ ‌​‌‍‌‌‌‍ ‌‌ ​ ​‍‌‌​ ‌‌‌​​‍​ ‌‍​‍‌‌​ ‌‌‌​‌​​ ‌‍​‍‌‍​‌‌ ​ ‌‍‌‌‌‌‌‌‌ ​‍‌‍ ​​ ‌‌‍‍​‌ ‌​‌ ‌​‌ ​​‌ ​ ​‍‌‌​ ​ ‌​​‌​‍‌‌​ ​‍‌​‌‍​‍‌‌​ ​‍‌​‌‍‌‍​ ‌‍ ‌‌ ​ ​‍ ‍‌‍​ ‌‍‌‌‌ ​‍‌ ‌‍‌‍‌‌‌ ​‍‌‍​‌​‍ ‍‌ ​ ‌‍‌‌​‍‌‍‌‍‍‌‌‍‌​​ ‌​ ‌ ​ ‌ ​ ​ ‌‍‌​​ ​‌‌‍‌‍​ ‌‌‌‍​ ​‍ ‌‌‍​‌‌‍​‍‌‍​‌​ ‌ ​‍ ‌​ ‌​‌‍‌‍‌‍​‍​ ​‍​‍ ‌​ ‍‌​ ‌​​ ​ ​ ‌ ​‍ ‌‌‍​‍​ ‌​​ ‌​​ ​‍‌‍​‌​ ​ ‌‍​‌​ ‌‌‌‍‌‍​ ‌​​ ‍‌​ ‌‍​‍‌‍‌ ‌​‌ ‍‌‌ ​​‌‍‌‌​ ‌‌ ​​‌‍​‌‌‍‌ ‌‍‌‌​‍‌‍‌ ​​‌‍​‌‌ ‌​‌‍‍​​ ‌‌‍​‍‌‍ ​‌‍ ‌‍​ ‌‍‍ ‌ ​ ​‍‌‌​ ‌‌‌​​‍‌‌ ‌‍‍ ‌‍‌‌‌ ‍‌​‍‌‌​ ​ ‌​‌​​‍‌‌​ ​ ‌​‌​​‍‌‌​ ​‍​ ​‍​ ​​​ ‌​​ ​‌‌‍‌‍​ ‍​​ ‍​​ ​‌‌‍​‌​‍ ‌​ ​‌‌‍‌‌​ ‌‌​ ​‌​‍ ‌​ ‌​​ ‌​​ ‌‌‌‍​‌​‍ ‌​ ‍‌​ ​‍​ ‌​​ ‍​​‍ ‌​ ​​‌‍‌‍‌‍‌‌‌‍‌​‌‍​ ‌‍​‌​ ​ ​ ​​​ ‌ ‌‍‌‍​ ​‍​ ‌ ​‍‌‌​ ​‍​ ​‍​‍‌‌​ ‌‌‌​‌​​‍ ‍‌‍​ ‌‍ ‌‍ ​‌ ‌‌‌‍ ‌‌‍ ‍‌ ​ ​‍‌‌​ ‌‌‌​​‍‌‌ ‌‍‍ ‌‍‌‌‌ ‍‌​‍‌‌​ ​ ‌​‌​​‍‌‌​ ​ ‌​‌​​‍‌‌​ ​‍​ ​‍‌‍​ ​ ‍​​ ​ ​ ‍‌‌‍‌‌‌‍​ ‌‍​‍​ ​‍‌‍​‌‌‍​ ‌‍‌‌​ ​​​‍‌‌​ ​‍​ ​‍​‍‌‌​ ‌‌‌​‌​​‍ ‍‌‍‍‌‌ ‌​‌‍‌‌‌‍ ‌‌ ​ ​‍‌‌​ ‌‌‌​​‍​ ‌‍​‍‌‌​ ‌‌‌​‌​​‍‌‍‌ ‌ ‌‍ ‌ ​‍‌‍‍ ‌ ​ ‌ ​​‌‍​‌‌‍​ ‌‍‌‌​ ‌‌ ​​‌ ​‍‌‍ ‌‍‌​‌ ‌‌‌‍​ ‌ ‌​‌‍‍‌‌‍ ‌‍ ‍​‍‌‍‌ ​​‌‍‌‌‌ ​‍‌ ​ ‌ ​​‌‍‌‌‌‍​ ‌ ‌​‌‍‍‌‌ ‌‍‌‍‌‌​ ‌‌ ​​‌ ‌‌‌‍​‍‌‍ ​‌‍‍‌‌ ​ ‌‍‍​‌‍‌‌‌‍‌​​‍​‍‌ ‌
1 krm vaniljsocker​​​​‌ ‍ ​‍​‍‌‍ ‌ ​‍‌‍‍‌‌‍‌ ‌‍‍‌‌‍ ‍​‍​‍​ ‍‍​‍​‍‌ ​ ‌‍​‌‌‍ ‍‌‍‍‌‌ ‌​‌ ‍‌​‍ ‍‌‍‍‌‌‍ ​‍​‍​‍ ​​‍​‍‌‍‍​‌ ​‍‌‍‌‌‌‍‌‍​‍​‍​ ‍‍​‍​‍‌‍‍​‌ ‌​‌ ‌​‌ ​​‌ ​ ​ ‍‍​‍ ​‍ ‌‍​ ‌‍ ‌‌ ​ ​‍ ‍‌‍​ ‌‍‌‌‌ ​‍‌ ‌‍‌‍‌‌‌ ​‍‌‍​‌​‍ ‍‌ ​ ‌‍‌‌​‍ ‌ ​​‌ ​‍‌‍ ‌‍‌​‌ ‌‌‌‍​ ‌ ‌​‌‍‍‌‌‍ ‌‍ ‍​‍ ‌‍‍‌‌‍ ‍‌ ‌​‌‍‌‌‌‍ ‍‌ ‌​​‍ ‌‍‌‌‌‍‌​‌‍‍‌‌ ‌​​‍ ‌‍ ‌‌‍ ‌‍‌​‌‍‌‌​ ‌‌ ​​‌ ​‍‌‍‌‌‌ ​ ‌‍‌‌‌‍ ‍‌ ‌​‌‍​‌‌ ‌​‌‍‍‌‌‍ ‌‍ ‍​ ‍ ‌‍‍‌‌‍‌​​ ‌​ ‌ ​ ‌ ​ ​ ‌‍‌​​ ​‌‌‍‌‍​ ‌‌‌‍​ ​‍ ‌‌‍​‌‌‍​‍‌‍​‌​ ‌ ​‍ ‌​ ‌​‌‍‌‍‌‍​‍​ ​‍​‍ ‌​ ‍‌​ ‌​​ ​ ​ ‌ ​‍ ‌‌‍​‍​ ‌​​ ‌​​ ​‍‌‍​‌​ ​ ‌‍​‌​ ‌‌‌‍‌‍​ ‌​​ ‍‌​ ‌‍​ ‍ ‌ ‌​‌ ‍‌‌ ​​‌‍‌‌​ ‌‌ ​​‌‍​‌‌‍‌ ‌‍‌‌​ ‍ ‌ ​​‌‍​‌‌ ‌​‌‍‍​​ ‌‌‍​‍‌‍ ​‌‍ ‌‍​ ‌‍‍ ‌ ​ ​‍‌‌​ ‌‌‌​​‍‌‌ ‌‍‍ ‌‍‌‌‌ ‍‌​‍‌‌​ ​ ‌​‌​​‍‌‌​ ​ ‌​‌​​‍‌‌​ ​‍​ ​‍​ ​​​ ‌​​ ​‌‌‍‌‍​ ‍​​ ‍​​ ​‌‌‍​‌​‍ ‌​ ​‌‌‍‌‌​ ‌‌​ ​‌​‍ ‌​ ‌​​ ‌​​ ‌‌‌‍​‌​‍ ‌​ ‍‌​ ​‍​ ‌​​ ‍​​‍ ‌​ ​​‌‍‌‍‌‍‌‌‌‍‌​‌‍​ ‌‍​‌​ ​ ​ ​​​ ‌ ‌‍‌‍​ ​‍​ ‌ ​‍‌‌​ ​‍​ ​‍​‍‌‌​ ‌‌‌​‌​​‍ ‍‌‍​ ‌‍ ‌‍ ​‌ ‌‌‌‍ ‌‌‍ ‍‌ ​ ​‍‌‌​ ‌‌‌​​‍‌‌ ‌‍‍ ‌‍‌‌‌ ‍‌​‍‌‌​ ​ ‌​‌​​‍‌‌​ ​ ‌​‌​​‍‌‌​ ​‍​ ​‍‌‍​ ​ ‍​​ ​ ​ ‍‌‌‍‌‌‌‍​ ‌‍​‍​ ​‍‌‍​‌‌‍​ ‌‍‌‌​ ​​​‍‌‌​ ​‍​ ​‍​‍‌‌​ ‌‌‌​‌​​‍ ‍‌‍‍‌‌ ‌​‌‍‌‌‌‍ ‌‌ ​ ​‍‌‌​ ‌‌‌​​‍​ ‌ ​‍‌‌​ ‌‌‌​‌​​ ‌‍​‍‌‍​‌‌ ​ ‌‍‌‌‌‌‌‌‌ ​‍‌‍ ​​ ‌‌‍‍​‌ ‌​‌ ‌​‌ ​​‌ ​ ​‍‌‌​ ​ ‌​​‌​‍‌‌​ ​‍‌​‌‍​‍‌‌​ ​‍‌​‌‍‌‍​ ‌‍ ‌‌ ​ ​‍ ‍‌‍​ ‌‍‌‌‌ ​‍‌ ‌‍‌‍‌‌‌ ​‍‌‍​‌​‍ ‍‌ ​ ‌‍‌‌​‍‌‍‌‍‍‌‌‍‌​​ ‌​ ‌ ​ ‌ ​ ​ ‌‍‌​​ ​‌‌‍‌‍​ ‌‌‌‍​ ​‍ ‌‌‍​‌‌‍​‍‌‍​‌​ ‌ ​‍ ‌​ ‌​‌‍‌‍‌‍​‍​ ​‍​‍ ‌​ ‍‌​ ‌​​ ​ ​ ‌ ​‍ ‌‌‍​‍​ ‌​​ ‌​​ ​‍‌‍​‌​ ​ ‌‍​‌​ ‌‌‌‍‌‍​ ‌​​ ‍‌​ ‌‍​‍‌‍‌ ‌​‌ ‍‌‌ ​​‌‍‌‌​ ‌‌ ​​‌‍​‌‌‍‌ ‌‍‌‌​‍‌‍‌ ​​‌‍​‌‌ ‌​‌‍‍​​ ‌‌‍​‍‌‍ ​‌‍ ‌‍​ ‌‍‍ ‌ ​ ​‍‌‌​ ‌‌‌​​‍‌‌ ‌‍‍ ‌‍‌‌‌ ‍‌​‍‌‌​ ​ ‌​‌​​‍‌‌​ ​ ‌​‌​​‍‌‌​ ​‍​ ​‍​ ​​​ ‌​​ ​‌‌‍‌‍​ ‍​​ ‍​​ ​‌‌‍​‌​‍ ‌​ ​‌‌‍‌‌​ ‌‌​ ​‌​‍ ‌​ ‌​​ ‌​​ ‌‌‌‍​‌​‍ ‌​ ‍‌​ ​‍​ ‌​​ ‍​​‍ ‌​ ​​‌‍‌‍‌‍‌‌‌‍‌​‌‍​ ‌‍​‌​ ​ ​ ​​​ ‌ ‌‍‌‍​ ​‍​ ‌ ​‍‌‌​ ​‍​ ​‍​‍‌‌​ ‌‌‌​‌​​‍ ‍‌‍​ ‌‍ ‌‍ ​‌ ‌‌‌‍ ‌‌‍ ‍‌ ​ ​‍‌‌​ ‌‌‌​​‍‌‌ ‌‍‍ ‌‍‌‌‌ ‍‌​‍‌‌​ ​ ‌​‌​​‍‌‌​ ​ ‌​‌​​‍‌‌​ ​‍​ ​‍‌‍​ ​ ‍​​ ​ ​ ‍‌‌‍‌‌‌‍​ ‌‍​‍​ ​‍‌‍​‌‌‍​ ‌‍‌‌​ ​​​‍‌‌​ ​‍​ ​‍​‍‌‌​ ‌‌‌​‌​​‍ ‍‌‍‍‌‌ ‌​‌‍‌‌‌‍ ‌‌ ​ ​‍‌‌​ ‌‌‌​​‍​ ‌ ​‍‌‌​ ‌‌‌​‌​​‍‌‍‌ ‌ ‌‍ ‌ ​‍‌‍‍ ‌ ​ ‌ ​​‌‍​‌‌‍​ ‌‍‌‌​ ‌‌ ​​‌ ​‍‌‍ ‌‍‌​‌ ‌‌‌‍​ ‌ ‌​‌‍‍‌‌‍ ‌‍ ‍​‍‌‍‌ ​​‌‍‌‌‌ ​‍‌ ​ ‌ ​​‌‍‌‌‌‍​ ‌ ‌​‌‍‍‌‌ ‌‍‌‍‌‌​ ‌‌ ​​‌ ‌‌‌‍​‍‌‍ ​‌‍‍‌‌ ​ ‌‍‍​‌‍‌‌‌‍‌​​‍​‍‌ ‌
125 g smör + lite smör till formen​​​​‌ ‍ ​‍​‍‌‍ ‌ ​‍‌‍‍‌‌‍‌ ‌‍‍‌‌‍ ‍​‍​‍​ ‍‍​‍​‍‌ ​ ‌‍​‌‌‍ ‍‌‍‍‌‌ ‌​‌ ‍‌​‍ ‍‌‍‍‌‌‍ ​‍​‍​‍ ​​‍​‍‌‍‍​‌ ​‍‌‍‌‌‌‍‌‍​‍​‍​ ‍‍​‍​‍‌‍‍​‌ ‌​‌ ‌​‌ ​​‌ ​ ​ ‍‍​‍ ​‍ ‌‍​ ‌‍ ‌‌ ​ ​‍ ‍‌‍​ ‌‍‌‌‌ ​‍‌ ‌‍‌‍‌‌‌ ​‍‌‍​‌​‍ ‍‌ ​ ‌‍‌‌​‍ ‌ ​​‌ ​‍‌‍ ‌‍‌​‌ ‌‌‌‍​ ‌ ‌​‌‍‍‌‌‍ ‌‍ ‍​‍ ‌‍‍‌‌‍ ‍‌ ‌​‌‍‌‌‌‍ ‍‌ ‌​​‍ ‌‍‌‌‌‍‌​‌‍‍‌‌ ‌​​‍ ‌‍ ‌‌‍ ‌‍‌​‌‍‌‌​ ‌‌ ​​‌ ​‍‌‍‌‌‌ ​ ‌‍‌‌‌‍ ‍‌ ‌​‌‍​‌‌ ‌​‌‍‍‌‌‍ ‌‍ ‍​ ‍ ‌‍‍‌‌‍‌​​ ‌​ ‌ ​ ‌ ​ ​ ‌‍‌​​ ​‌‌‍‌‍​ ‌‌‌‍​ ​‍ ‌‌‍​‌‌‍​‍‌‍​‌​ ‌ ​‍ ‌​ ‌​‌‍‌‍‌‍​‍​ ​‍​‍ ‌​ ‍‌​ ‌​​ ​ ​ ‌ ​‍ ‌‌‍​‍​ ‌​​ ‌​​ ​‍‌‍​‌​ ​ ‌‍​‌​ ‌‌‌‍‌‍​ ‌​​ ‍‌​ ‌‍​ ‍ ‌ ‌​‌ ‍‌‌ ​​‌‍‌‌​ ‌‌ ​​‌‍​‌‌‍‌ ‌‍‌‌​ ‍ ‌ ​​‌‍​‌‌ ‌​‌‍‍​​ ‌‌‍​‍‌‍ ​‌‍ ‌‍​ ‌‍‍ ‌ ​ ​‍‌‌​ ‌‌‌​​‍‌‌ ‌‍‍ ‌‍‌‌‌ ‍‌​‍‌‌​ ​ ‌​‌​​‍‌‌​ ​ ‌​‌​​‍‌‌​ ​‍​ ​‍​ ​​​ ‌​​ ​‌‌‍‌‍​ ‍​​ ‍​​ ​‌‌‍​‌​‍ ‌​ ​‌‌‍‌‌​ ‌‌​ ​‌​‍ ‌​ ‌​​ ‌​​ ‌‌‌‍​‌​‍ ‌​ ‍‌​ ​‍​ ‌​​ ‍​​‍ ‌​ ​​‌‍‌‍‌‍‌‌‌‍‌​‌‍​ ‌‍​‌​ ​ ​ ​​​ ‌ ‌‍‌‍​ ​‍​ ‌ ​‍‌‌​ ​‍​ ​‍​‍‌‌​ ‌‌‌​‌​​‍ ‍‌‍​ ‌‍ ‌‍ ​‌ ‌‌‌‍ ‌‌‍ ‍‌ ​ ​‍‌‌​ ‌‌‌​​‍‌‌ ‌‍‍ ‌‍‌‌‌ ‍‌​‍‌‌​ ​ ‌​‌​​‍‌‌​ ​ ‌​‌​​‍‌‌​ ​‍​ ​‍‌‍​ ​ ‍​​ ​ ​ ‍‌‌‍‌‌‌‍​ ‌‍​‍​ ​‍‌‍​‌‌‍​ ‌‍‌‌​ ​​​‍‌‌​ ​‍​ ​‍​‍‌‌​ ‌‌‌​‌​​‍ ‍‌‍‍‌‌ ‌​‌‍‌‌‌‍ ‌‌ ​ ​‍‌‌​ ‌‌‌​​‍​ ‍​​‍‌‌​ ‌‌‌​‌​​ ‌‍​‍‌‍​‌‌ ​ ‌‍‌‌‌‌‌‌‌ ​‍‌‍ ​​ ‌‌‍‍​‌ ‌​‌ ‌​‌ ​​‌ ​ ​‍‌‌​ ​ ‌​​‌​‍‌‌​ ​‍‌​‌‍​‍‌‌​ ​‍‌​‌‍‌‍​ ‌‍ ‌‌ ​ ​‍ ‍‌‍​ ‌‍‌‌‌ ​‍‌ ‌‍‌‍‌‌‌ ​‍‌‍​‌​‍ ‍‌ ​ ‌‍‌‌​‍‌‍‌‍‍‌‌‍‌​​ ‌​ ‌ ​ ‌ ​ ​ ‌‍‌​​ ​‌‌‍‌‍​ ‌‌‌‍​ ​‍ ‌‌‍​‌‌‍​‍‌‍​‌​ ‌ ​‍ ‌​ ‌​‌‍‌‍‌‍​‍​ ​‍​‍ ‌​ ‍‌​ ‌​​ ​ ​ ‌ ​‍ ‌‌‍​‍​ ‌​​ ‌​​ ​‍‌‍​‌​ ​ ‌‍​‌​ ‌‌‌‍‌‍​ ‌​​ ‍‌​ ‌‍​‍‌‍‌ ‌​‌ ‍‌‌ ​​‌‍‌‌​ ‌‌ ​​‌‍​‌‌‍‌ ‌‍‌‌​‍‌‍‌ ​​‌‍​‌‌ ‌​‌‍‍​​ ‌‌‍​‍‌‍ ​‌‍ ‌‍​ ‌‍‍ ‌ ​ ​‍‌‌​ ‌‌‌​​‍‌‌ ‌‍‍ ‌‍‌‌‌ ‍‌​‍‌‌​ ​ ‌​‌​​‍‌‌​ ​ ‌​‌​​‍‌‌​ ​‍​ ​‍​ ​​​ ‌​​ ​‌‌‍‌‍​ ‍​​ ‍​​ ​‌‌‍​‌​‍ ‌​ ​‌‌‍‌‌​ ‌‌​ ​‌​‍ ‌​ ‌​​ ‌​​ ‌‌‌‍​‌​‍ ‌​ ‍‌​ ​‍​ ‌​​ ‍​​‍ ‌​ ​​‌‍‌‍‌‍‌‌‌‍‌​‌‍​ ‌‍​‌​ ​ ​ ​​​ ‌ ‌‍‌‍​ ​‍​ ‌ ​‍‌‌​ ​‍​ ​‍​‍‌‌​ ‌‌‌​‌​​‍ ‍‌‍​ ‌‍ ‌‍ ​‌ ‌‌‌‍ ‌‌‍ ‍‌ ​ ​‍‌‌​ ‌‌‌​​‍‌‌ ‌‍‍ ‌‍‌‌‌ ‍‌​‍‌‌​ ​ ‌​‌​​‍‌‌​ ​ ‌​‌​​‍‌‌​ ​‍​ ​‍‌‍​ ​ ‍​​ ​ ​ ‍‌‌‍‌‌‌‍​ ‌‍​‍​ ​‍‌‍​‌‌‍​ ‌‍‌‌​ ​​​‍‌‌​ ​‍​ ​‍​‍‌‌​ ‌‌‌​‌​​‍ ‍‌‍‍‌‌ ‌​‌‍‌‌‌‍ ‌‌ ​ ​‍‌‌​ ‌‌‌​​‍​ ‍​​‍‌‌​ ‌‌‌​‌​​‍‌‍‌ ‌ ‌‍ ‌ ​‍‌‍‍ ‌ ​ ‌ ​​‌‍​‌‌‍​ ‌‍‌‌​ ‌‌ ​​‌ ​‍‌‍ ‌‍‌​‌ ‌‌‌‍​ ‌ ‌​‌‍‍‌‌‍ ‌‍ ‍​‍‌‍‌ ​​‌‍‌‌‌ ​‍‌ ​ ‌ ​​‌‍‌‌‌‍​ ‌ ‌​‌‍‍‌‌ ‌‍‌‍‌‌​ ‌‌ ​​‌ ‌‌‌‍​‍‌‍ ​‌‍‍‌‌ ​ ‌‍‍​‌‍‌‌‌‍‌​​‍​‍‌ ‌
1/2 dl vispgrädde​​​​‌ ‍ ​‍​‍‌‍ ‌ ​‍‌‍‍‌‌‍‌ ‌‍‍‌‌‍ ‍​‍​‍​ ‍‍​‍​‍‌ ​ ‌‍​‌‌‍ ‍‌‍‍‌‌ ‌​‌ ‍‌​‍ ‍‌‍‍‌‌‍ ​‍​‍​‍ ​​‍​‍‌‍‍​‌ ​‍‌‍‌‌‌‍‌‍​‍​‍​ ‍‍​‍​‍‌‍‍​‌ ‌​‌ ‌​‌ ​​‌ ​ ​ ‍‍​‍ ​‍ ‌‍​ ‌‍ ‌‌ ​ ​‍ ‍‌‍​ ‌‍‌‌‌ ​‍‌ ‌‍‌‍‌‌‌ ​‍‌‍​‌​‍ ‍‌ ​ ‌‍‌‌​‍ ‌ ​​‌ ​‍‌‍ ‌‍‌​‌ ‌‌‌‍​ ‌ ‌​‌‍‍‌‌‍ ‌‍ ‍​‍ ‌‍‍‌‌‍ ‍‌ ‌​‌‍‌‌‌‍ ‍‌ ‌​​‍ ‌‍‌‌‌‍‌​‌‍‍‌‌ ‌​​‍ ‌‍ ‌‌‍ ‌‍‌​‌‍‌‌​ ‌‌ ​​‌ ​‍‌‍‌‌‌ ​ ‌‍‌‌‌‍ ‍‌ ‌​‌‍​‌‌ ‌​‌‍‍‌‌‍ ‌‍ ‍​ ‍ ‌‍‍‌‌‍‌​​ ‌​ ‌ ​ ‌ ​ ​ ‌‍‌​​ ​‌‌‍‌‍​ ‌‌‌‍​ ​‍ ‌‌‍​‌‌‍​‍‌‍​‌​ ‌ ​‍ ‌​ ‌​‌‍‌‍‌‍​‍​ ​‍​‍ ‌​ ‍‌​ ‌​​ ​ ​ ‌ ​‍ ‌‌‍​‍​ ‌​​ ‌​​ ​‍‌‍​‌​ ​ ‌‍​‌​ ‌‌‌‍‌‍​ ‌​​ ‍‌​ ‌‍​ ‍ ‌ ‌​‌ ‍‌‌ ​​‌‍‌‌​ ‌‌ ​​‌‍​‌‌‍‌ ‌‍‌‌​ ‍ ‌ ​​‌‍​‌‌ ‌​‌‍‍​​ ‌‌‍​‍‌‍ ​‌‍ ‌‍​ ‌‍‍ ‌ ​ ​‍‌‌​ ‌‌‌​​‍‌‌ ‌‍‍ ‌‍‌‌‌ ‍‌​‍‌‌​ ​ ‌​‌​​‍‌‌​ ​ ‌​‌​​‍‌‌​ ​‍​ ​‍​ ​​​ ‌​​ ​‌‌‍‌‍​ ‍​​ ‍​​ ​‌‌‍​‌​‍ ‌​ ​‌‌‍‌‌​ ‌‌​ ​‌​‍ ‌​ ‌​​ ‌​​ ‌‌‌‍​‌​‍ ‌​ ‍‌​ ​‍​ ‌​​ ‍​​‍ ‌​ ​​‌‍‌‍‌‍‌‌‌‍‌​‌‍​ ‌‍​‌​ ​ ​ ​​​ ‌ ‌‍‌‍​ ​‍​ ‌ ​‍‌‌​ ​‍​ ​‍​‍‌‌​ ‌‌‌​‌​​‍ ‍‌‍​ ‌‍ ‌‍ ​‌ ‌‌‌‍ ‌‌‍ ‍‌ ​ ​‍‌‌​ ‌‌‌​​‍‌‌ ‌‍‍ ‌‍‌‌‌ ‍‌​‍‌‌​ ​ ‌​‌​​‍‌‌​ ​ ‌​‌​​‍‌‌​ ​‍​ ​‍‌‍​ ​ ‍​​ ​ ​ ‍‌‌‍‌‌‌‍​ ‌‍​‍​ ​‍‌‍​‌‌‍​ ‌‍‌‌​ ​​​‍‌‌​ ​‍​ ​‍​‍‌‌​ ‌‌‌​‌​​‍ ‍‌‍‍‌‌ ‌​‌‍‌‌‌‍ ‌‌ ​ ​‍‌‌​ ‌‌‌​​‍​ ‍‌​‍‌‌​ ‌‌‌​‌​​ ‌‍​‍‌‍​‌‌ ​ ‌‍‌‌‌‌‌‌‌ ​‍‌‍ ​​ ‌‌‍‍​‌ ‌​‌ ‌​‌ ​​‌ ​ ​‍‌‌​ ​ ‌​​‌​‍‌‌​ ​‍‌​‌‍​‍‌‌​ ​‍‌​‌‍‌‍​ ‌‍ ‌‌ ​ ​‍ ‍‌‍​ ‌‍‌‌‌ ​‍‌ ‌‍‌‍‌‌‌ ​‍‌‍​‌​‍ ‍‌ ​ ‌‍‌‌​‍‌‍‌‍‍‌‌‍‌​​ ‌​ ‌ ​ ‌ ​ ​ ‌‍‌​​ ​‌‌‍‌‍​ ‌‌‌‍​ ​‍ ‌‌‍​‌‌‍​‍‌‍​‌​ ‌ ​‍ ‌​ ‌​‌‍‌‍‌‍​‍​ ​‍​‍ ‌​ ‍‌​ ‌​​ ​ ​ ‌ ​‍ ‌‌‍​‍​ ‌​​ ‌​​ ​‍‌‍​‌​ ​ ‌‍​‌​ ‌‌‌‍‌‍​ ‌​​ ‍‌​ ‌‍​‍‌‍‌ ‌​‌ ‍‌‌ ​​‌‍‌‌​ ‌‌ ​​‌‍​‌‌‍‌ ‌‍‌‌​‍‌‍‌ ​​‌‍​‌‌ ‌​‌‍‍​​ ‌‌‍​‍‌‍ ​‌‍ ‌‍​ ‌‍‍ ‌ ​ ​‍‌‌​ ‌‌‌​​‍‌‌ ‌‍‍ ‌‍‌‌‌ ‍‌​‍‌‌​ ​ ‌​‌​​‍‌‌​ ​ ‌​‌​​‍‌‌​ ​‍​ ​‍​ ​​​ ‌​​ ​‌‌‍‌‍​ ‍​​ ‍​​ ​‌‌‍​‌​‍ ‌​ ​‌‌‍‌‌​ ‌‌​ ​‌​‍ ‌​ ‌​​ ‌​​ ‌‌‌‍​‌​‍ ‌​ ‍‌​ ​‍​ ‌​​ ‍​​‍ ‌​ ​​‌‍‌‍‌‍‌‌‌‍‌​‌‍​ ‌‍​‌​ ​ ​ ​​​ ‌ ‌‍‌‍​ ​‍​ ‌ ​‍‌‌​ ​‍​ ​‍​‍‌‌​ ‌‌‌​‌​​‍ ‍‌‍​ ‌‍ ‌‍ ​‌ ‌‌‌‍ ‌‌‍ ‍‌ ​ ​‍‌‌​ ‌‌‌​​‍‌‌ ‌‍‍ ‌‍‌‌‌ ‍‌​‍‌‌​ ​ ‌​‌​​‍‌‌​ ​ ‌​‌​​‍‌‌​ ​‍​ ​‍‌‍​ ​ ‍​​ ​ ​ ‍‌‌‍‌‌‌‍​ ‌‍​‍​ ​‍‌‍​‌‌‍​ ‌‍‌‌​ ​​​‍‌‌​ ​‍​ ​‍​‍‌‌​ ‌‌‌​‌​​‍ ‍‌‍‍‌‌ ‌​‌‍‌‌‌‍ ‌‌ ​ ​‍‌‌​ ‌‌‌​​‍​ ‍‌​‍‌‌​ ‌‌‌​‌​​‍‌‍‌ ‌ ‌‍ ‌ ​‍‌‍‍ ‌ ​ ‌ ​​‌‍​‌‌‍​ ‌‍‌‌​ ‌‌ ​​‌ ​‍‌‍ ‌‍‌​‌ ‌‌‌‍​ ‌ ‌​‌‍‍‌‌‍ ‌‍ ‍​‍‌‍‌ ​​‌‍‌‌‌ ​‍‌ ​ ‌ ​​‌‍‌‌‌‍​ ‌ ‌​‌‍‍‌‌ ‌‍‌‍‌‌​ ‌‌ ​​‌ ‌‌‌‍​‍‌‍ ​‌‍‍‌‌ ​ ‌‍‍​‌‍‌‌‌‍‌​​‍​‍‌ ‌
1/2 dl ljus sirap​​​​‌ ‍ ​‍​‍‌‍ ‌ ​‍‌‍‍‌‌‍‌ ‌‍‍‌‌‍ ‍​‍​‍​ ‍‍​‍​‍‌ ​ ‌‍​‌‌‍ ‍‌‍‍‌‌ ‌​‌ ‍‌​‍ ‍‌‍‍‌‌‍ ​‍​‍​‍ ​​‍​‍‌‍‍​‌ ​‍‌‍‌‌‌‍‌‍​‍​‍​ ‍‍​‍​‍‌‍‍​‌ ‌​‌ ‌​‌ ​​‌ ​ ​ ‍‍​‍ ​‍ ‌‍​ ‌‍ ‌‌ ​ ​‍ ‍‌‍​ ‌‍‌‌‌ ​‍‌ ‌‍‌‍‌‌‌ ​‍‌‍​‌​‍ ‍‌ ​ ‌‍‌‌​‍ ‌ ​​‌ ​‍‌‍ ‌‍‌​‌ ‌‌‌‍​ ‌ ‌​‌‍‍‌‌‍ ‌‍ ‍​‍ ‌‍‍‌‌‍ ‍‌ ‌​‌‍‌‌‌‍ ‍‌ ‌​​‍ ‌‍‌‌‌‍‌​‌‍‍‌‌ ‌​​‍ ‌‍ ‌‌‍ ‌‍‌​‌‍‌‌​ ‌‌ ​​‌ ​‍‌‍‌‌‌ ​ ‌‍‌‌‌‍ ‍‌ ‌​‌‍​‌‌ ‌​‌‍‍‌‌‍ ‌‍ ‍​ ‍ ‌‍‍‌‌‍‌​​ ‌​ ‌ ​ ‌ ​ ​ ‌‍‌​​ ​‌‌‍‌‍​ ‌‌‌‍​ ​‍ ‌‌‍​‌‌‍​‍‌‍​‌​ ‌ ​‍ ‌​ ‌​‌‍‌‍‌‍​‍​ ​‍​‍ ‌​ ‍‌​ ‌​​ ​ ​ ‌ ​‍ ‌‌‍​‍​ ‌​​ ‌​​ ​‍‌‍​‌​ ​ ‌‍​‌​ ‌‌‌‍‌‍​ ‌​​ ‍‌​ ‌‍​ ‍ ‌ ‌​‌ ‍‌‌ ​​‌‍‌‌​ ‌‌ ​​‌‍​‌‌‍‌ ‌‍‌‌​ ‍ ‌ ​​‌‍​‌‌ ‌​‌‍‍​​ ‌‌‍​‍‌‍ ​‌‍ ‌‍​ ‌‍‍ ‌ ​ ​‍‌‌​ ‌‌‌​​‍‌‌ ‌‍‍ ‌‍‌‌‌ ‍‌​‍‌‌​ ​ ‌​‌​​‍‌‌​ ​ ‌​‌​​‍‌‌​ ​‍​ ​‍​ ​​​ ‌​​ ​‌‌‍‌‍​ ‍​​ ‍​​ ​‌‌‍​‌​‍ ‌​ ​‌‌‍‌‌​ ‌‌​ ​‌​‍ ‌​ ‌​​ ‌​​ ‌‌‌‍​‌​‍ ‌​ ‍‌​ ​‍​ ‌​​ ‍​​‍ ‌​ ​​‌‍‌‍‌‍‌‌‌‍‌​‌‍​ ‌‍​‌​ ​ ​ ​​​ ‌ ‌‍‌‍​ ​‍​ ‌ ​‍‌‌​ ​‍​ ​‍​‍‌‌​ ‌‌‌​‌​​‍ ‍‌‍​ ‌‍ ‌‍ ​‌ ‌‌‌‍ ‌‌‍ ‍‌ ​ ​‍‌‌​ ‌‌‌​​‍‌‌ ‌‍‍ ‌‍‌‌‌ ‍‌​‍‌‌​ ​ ‌​‌​​‍‌‌​ ​ ‌​‌​​‍‌‌​ ​‍​ ​‍‌‍​ ​ ‍​​ ​ ​ ‍‌‌‍‌‌‌‍​ ‌‍​‍​ ​‍‌‍​‌‌‍​ ‌‍‌‌​ ​​​‍‌‌​ ​‍​ ​‍​‍‌‌​ ‌‌‌​‌​​‍ ‍‌‍‍‌‌ ‌​‌‍‌‌‌‍ ‌‌ ​ ​‍‌‌​ ‌‌‌​​‍​ ​‌​ ​​​‍‌‌​ ‌‌‌​‌​​ ‌‍​‍‌‍​‌‌ ​ ‌‍‌‌‌‌‌‌‌ ​‍‌‍ ​​ ‌‌‍‍​‌ ‌​‌ ‌​‌ ​​‌ ​ ​‍‌‌​ ​ ‌​​‌​‍‌‌​ ​‍‌​‌‍​‍‌‌​ ​‍‌​‌‍‌‍​ ‌‍ ‌‌ ​ ​‍ ‍‌‍​ ‌‍‌‌‌ ​‍‌ ‌‍‌‍‌‌‌ ​‍‌‍​‌​‍ ‍‌ ​ ‌‍‌‌​‍‌‍‌‍‍‌‌‍‌​​ ‌​ ‌ ​ ‌ ​ ​ ‌‍‌​​ ​‌‌‍‌‍​ ‌‌‌‍​ ​‍ ‌‌‍​‌‌‍​‍‌‍​‌​ ‌ ​‍ ‌​ ‌​‌‍‌‍‌‍​‍​ ​‍​‍ ‌​ ‍‌​ ‌​​ ​ ​ ‌ ​‍ ‌‌‍​‍​ ‌​​ ‌​​ ​‍‌‍​‌​ ​ ‌‍​‌​ ‌‌‌‍‌‍​ ‌​​ ‍‌​ ‌‍​‍‌‍‌ ‌​‌ ‍‌‌ ​​‌‍‌‌​ ‌‌ ​​‌‍​‌‌‍‌ ‌‍‌‌​‍‌‍‌ ​​‌‍​‌‌ ‌​‌‍‍​​ ‌‌‍​‍‌‍ ​‌‍ ‌‍​ ‌‍‍ ‌ ​ ​‍‌‌​ ‌‌‌​​‍‌‌ ‌‍‍ ‌‍‌‌‌ ‍‌​‍‌‌​ ​ ‌​‌​​‍‌‌​ ​ ‌​‌​​‍‌‌​ ​‍​ ​‍​ ​​​ ‌​​ ​‌‌‍‌‍​ ‍​​ ‍​​ ​‌‌‍​‌​‍ ‌​ ​‌‌‍‌‌​ ‌‌​ ​‌​‍ ‌​ ‌​​ ‌​​ ‌‌‌‍​‌​‍ ‌​ ‍‌​ ​‍​ ‌​​ ‍​​‍ ‌​ ​​‌‍‌‍‌‍‌‌‌‍‌​‌‍​ ‌‍​‌​ ​ ​ ​​​ ‌ ‌‍‌‍​ ​‍​ ‌ ​‍‌‌​ ​‍​ ​‍​‍‌‌​ ‌‌‌​‌​​‍ ‍‌‍​ ‌‍ ‌‍ ​‌ ‌‌‌‍ ‌‌‍ ‍‌ ​ ​‍‌‌​ ‌‌‌​​‍‌‌ ‌‍‍ ‌‍‌‌‌ ‍‌​‍‌‌​ ​ ‌​‌​​‍‌‌​ ​ ‌​‌​​‍‌‌​ ​‍​ ​‍‌‍​ ​ ‍​​ ​ ​ ‍‌‌‍‌‌‌‍​ ‌‍​‍​ ​‍‌‍​‌‌‍​ ‌‍‌‌​ ​​​‍‌‌​ ​‍​ ​‍​‍‌‌​ ‌‌‌​‌​​‍ ‍‌‍‍‌‌ ‌​‌‍‌‌‌‍ ‌‌ ​ ​‍‌‌​ ‌‌‌​​‍​ ​‌​ ​​​‍‌‌​ ‌‌‌​‌​​‍‌‍‌ ‌ ‌‍ ‌ ​‍‌‍‍ ‌ ​ ‌ ​​‌‍​‌‌‍​ ‌‍‌‌​ ‌‌ ​​‌ ​‍‌‍ ‌‍‌​‌ ‌‌‌‍​ ‌ ‌​‌‍‍‌‌‍ ‌‍ ‍​‍‌‍‌ ​​‌‍‌‌‌ ​‍‌ ​ ‌ ​​‌‍‌‌‌‍​ ‌ ‌​‌‍‍‌‌ ‌‍‌‍‌‌​ ‌‌ ​​‌ ‌‌‌‍​‍‌‍ ​‌‍‍‌‌ ​ ‌‍‍​‌‍‌‌‌‍‌​​‍​‍‌ ‌
i en bunke.
tillsammans med grädde och sirap. Blanda ner de torra ingredienserna.
i ca 4 cm stora bitar. Lägg dem i en smord ugnssäker form. Bred på smeten.
40–50 minuter, tills den fått fin färg.
- njut!